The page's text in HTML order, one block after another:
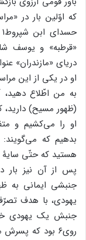
که اوّلین بار در
«قرطبه» و یوسف
دریای «مازندران»
او در یکی از این
به من اطّلاع دهید،
(ظهور مسیح) دارید،
او را می‌کشیم و
بدهیم که
هستید که حتّی سایۀ
پس از آن نیز بار
جنبشی ایمانی به
یهودی، با هدف
روی۶ بود که